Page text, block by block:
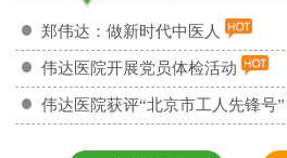
郑伟达：做新时代中医人
伟达医院开展党员体检活动
伟达医院获评“北京市工人先锋号”